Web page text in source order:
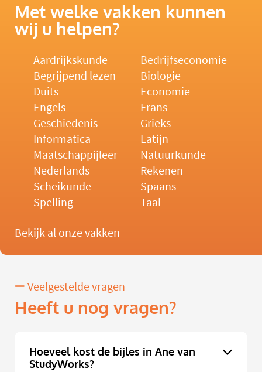
Met welke vakken kunnen
wij u helpen?
Aardrijkskunde
Bedrijfseconomie
Begrijpend lezen
Biologie
Duits
Economie
Engels
Frans
Geschiedenis
Grieks
Informatica
Latijn
Maatschappijleer
Natuurkunde
Nederlands
Rekenen
Scheikunde
Spaans
Spelling
Taal
Bekijk al onze vakken
Veelgestelde vragen
Heeft u nog vragen?
Hoeveel kost de bijles in Ane van
StudyWorks?